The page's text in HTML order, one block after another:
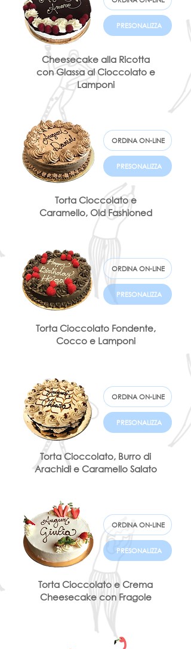
Cheesecake alla Ricotta
con Glassa al Cioccolato e
Lamponi
PRESONALIZZA
Torta Cioccolato e
Caramello, Old Fashioned
PRESONALIZZA
ORDINA ON-LINE
Torta Cioccolato Fondente,
Cocco e Lamponi
PRESONALIZZA
ORDINA ON-LINE
Torta Cioccolato, Burro di
Arachidi e Caramello Salato
PRESONALIZZA
ORDINA ON-LINE
Torta Cioccolato e Crema
Cheesecake con Fragole
PRESONALIZZA
ORDINA ON-LINE